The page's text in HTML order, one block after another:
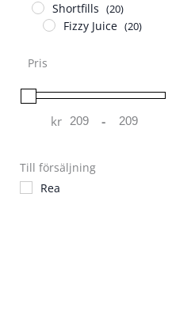
Shortfills (20)
Fizzy Juice (20)
Pris
kr Minimum Price
-
Maximum Price
Till försäljning
Rea